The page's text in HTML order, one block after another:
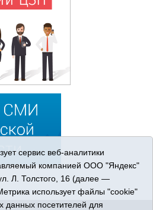
сервис веб-аналитики
компанией ООО "Яндекс"
Л. Толстого, 16 (далее —
использует файлы "cookie"
данных посетителей для